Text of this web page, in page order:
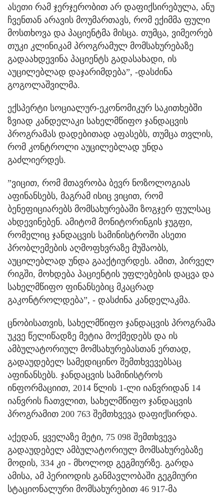
ასეთი რამ ჯერჯერობით არ დაფიქსირებულა, ანუ
ჩვენთან არავის მოუმართავს, რომ ექიმმა ფული
მოსთხოვა და პაციენტმა მისცა. თუმცა, ვიმეორებ
თუკი კლინიკამ პროგრამულ მომსახურებაზე
გადაახდევინა პაციენტს გადასახადი, ის
აუცილებლად დაჯარიმდება”, -დასძინა
გოგოლაშვილმა.
ექსპერტი სოციალურ-ეკონომიკურ საკითხებში
ზვიად კანდელაკი სახელმწიფო ჯანდაცვის
პროგრამას დადებითად აფასებს, თუმცა თვლის,
რომ კონტროლი აუცილებლად უნდა
გაძლიერდეს.
”ვიცით, რომ მთავრობა ბევრ ნოზოლოგიას
აფინანსებს, მაგრამ ისიც ვიცით, რომ
ბენეფიციარებს მომსახურებაში ზოგჯერ ფულსაც
ახდევინებენ. ამიტომ მონიტორინგის ჯუგფი,
რომელიც ჯანდაცვის სამინისტროში ასეთი
პრობლემების აღმოფხვრაზე მუშაობს,
აუცილებლად უნდა გააქტიურდეს. ამით, პირველ
რიგში, მოხდება პაციენტის უფლებების დაცვა და
სახელმწიფო ფინანსებიც მკაცრად
გაკონტროლდება”, - დასძინა კანდელაკმა.
ცნობისათვის, სახელმწიფო ჯანდაცვის პროგრამა
უკვე წელიწადზე მეტია მოქმედებს და ის
ამბულატორიულ მომსახურებასთან ერთად,
გადაუდებელ სამედიცინო შემთხვევებსაც
აფინანსებს. ჯანდაცვის სამინისტროს
ინფორმაციით, 2014 წლის 1-ლი იანვრიდან 14
იანვრის ჩათვლით, სახელმწიფო ჯანდაცვის
პროგრამით 200 763 შემთხვევა დაფიქსირდა.
აქედან, ყველაზე მეტი, 75 098 შემთხვევა
გადაუდებელ ამბულატორიულ მომსახურებაზე
მოდის, 334 კი - მხოლოდ გეგმიურზე. გარდა
ამისა, ამ პერიოდის განმავლობაში გეგმიური
სტაციონალური მომსახურებით 46 917-მა